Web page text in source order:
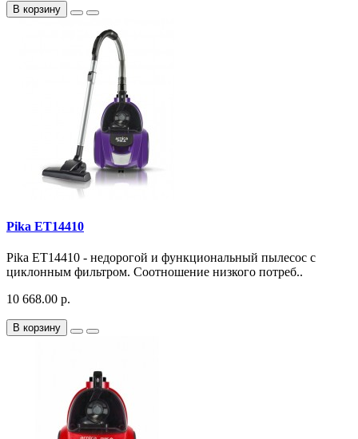
В корзину
Pika ET14410
Pika ET14410 - недорогой и функциональный пылесос с
циклонным фильтром. Соотношение низкого потреб..
10 668.00 р.
В корзину